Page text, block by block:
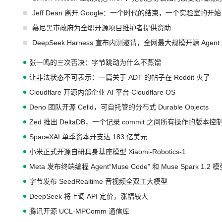
Jeff Dean 离开 Google：一个时代的结束，一个实验室的开始
慕尼黑市政府为全职开源项目维护者提供资助
DeepSeek Harness 宣布内测邀请，全网最大规模开源 Agent
张一鸣的三次否决：字节跳动为什么不蒸馏
让非法状态不可表示：一篇关于 ADT 的帖子在 Reddit 火了
Cloudflare 开源内部企业 AI 平台 Cloudflare OS
Deno 团队开源 Celld，可自托管的分布式 Durable Objects
Zed 推出 DeltaDB，一个记录 commit 之间所有操作的版本控
SpaceXAI 单季资本开支达 183 亿美元
小米正式开源自研具身基座模型 Xiaomi-Robotics-1
Meta 发布终端编程 Agent“Muse Code” 和 Muse Spark 1.2 模
字节发布 SeedRealtime 音视频全双工大模型
DeepSeek 将上调 API 定价，涨幅较大
腾讯开源 UCL-MPComm 通信库